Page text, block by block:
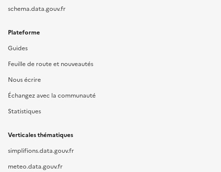
schema.data.gouv.fr
Plateforme
Guides
Feuille de route et nouveautés
Nous écrire
Échangez avec la communauté
Statistiques
Verticales thématiques
simplifions.data.gouv.fr
meteo.data.gouv.fr